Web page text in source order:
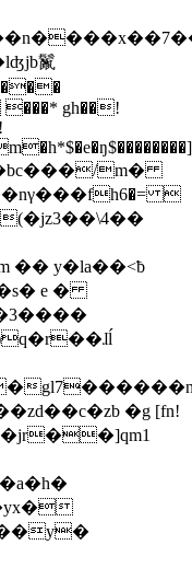
鬣
���* gh��!
m�

�� y�la��<ƀ
�g [fn!